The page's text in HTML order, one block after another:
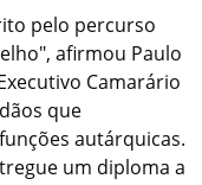
pelo percurso
afirmou Paulo
Camarário
que
autárquicas.
um diploma a